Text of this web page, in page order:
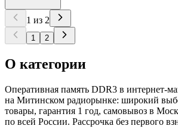
1 из 2
1 2
О категории
Оперативная память DDR3 в интернет-
на Митинском радиорынке: широкий
товары, гарантия 1 год, самовывоз в
по всей России. Рассрочка без первого